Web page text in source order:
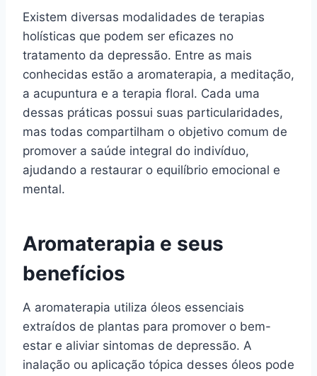
Existem diversas modalidades de terapias
holísticas que podem ser eficazes no
tratamento da depressão. Entre as mais
conhecidas estão a aromaterapia, a meditação,
a acupuntura e a terapia floral. Cada uma
dessas práticas possui suas particularidades,
mas todas compartilham o objetivo comum de
promover a saúde integral do indivíduo,
ajudando a restaurar o equilíbrio emocional e
mental.
Aromaterapia e seus
benefícios
A aromaterapia utiliza óleos essenciais
extraídos de plantas para promover o bem-
estar e aliviar sintomas de depressão. A
inalação ou aplicação tópica desses óleos pode